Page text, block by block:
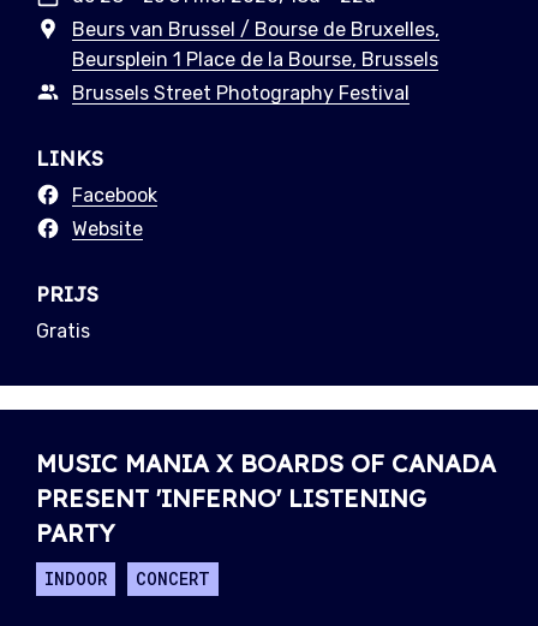
Beurs van Brussel / Bourse de Bruxelles,
Beursplein 1 Place de la Bourse, Brussels
Brussels Street Photography Festival
LINKS
Facebook
Website
PRIJS
Gratis
MUSIC MANIA X BOARDS OF CANADA
PRESENT 'INFERNO' LISTENING
PARTY
INDOOR CONCERT